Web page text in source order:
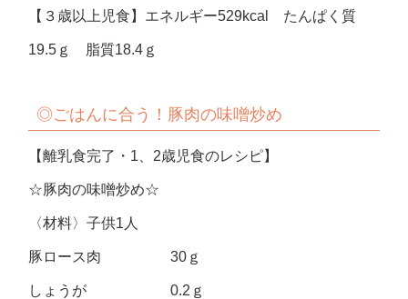
【３歳以上児食】エネルギー529kcal たんぱく質
19.5ｇ 脂質18.4ｇ
◎ごはんに合う！豚肉の味噌炒め
【離乳食完了・1、2歳児食のレシピ】
☆豚肉の味噌炒め☆
〈材料〉子供1人
豚ロース肉 30ｇ
しょうが 0.2ｇ